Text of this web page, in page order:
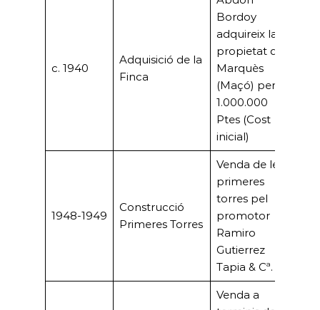
c. 1940
Adquisició de la
Finca
Bordoy
adquireix la
propietat del
Marquès
(Maçó) per
1.000.000
Ptes (Cost
inicial)
1948-1949
Construcció
Primeres Torres
Venda de les
primeres
torres pel
promotor
Ramiro
Gutierrez
Tapia & Cª.
Venda a